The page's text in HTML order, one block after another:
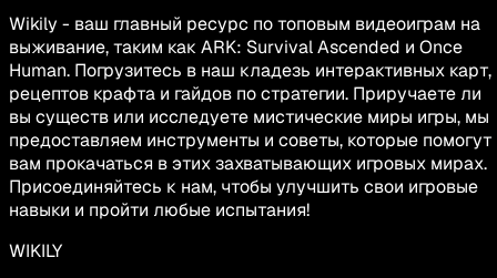
Wikily - ваш главный ресурс по топовым видеоиграм на
выживание, таким как ARK: Survival Ascended и Once
Human. Погрузитесь в наш кладезь интерактивных карт,
рецептов крафта и гайдов по стратегии. Приручаете ли
вы существ или исследуете мистические миры игры, мы
предоставляем инструменты и советы, которые помогут
вам прокачаться в этих захватывающих игровых мирах.
Присоединяйтесь к нам, чтобы улучшить свои игровые
навыки и пройти любые испытания!
WIKILY